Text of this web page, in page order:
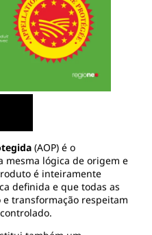
(AOP) é o
mesma lógica de origem e
é inteiramente
definida e que todas as
transformação respeitam